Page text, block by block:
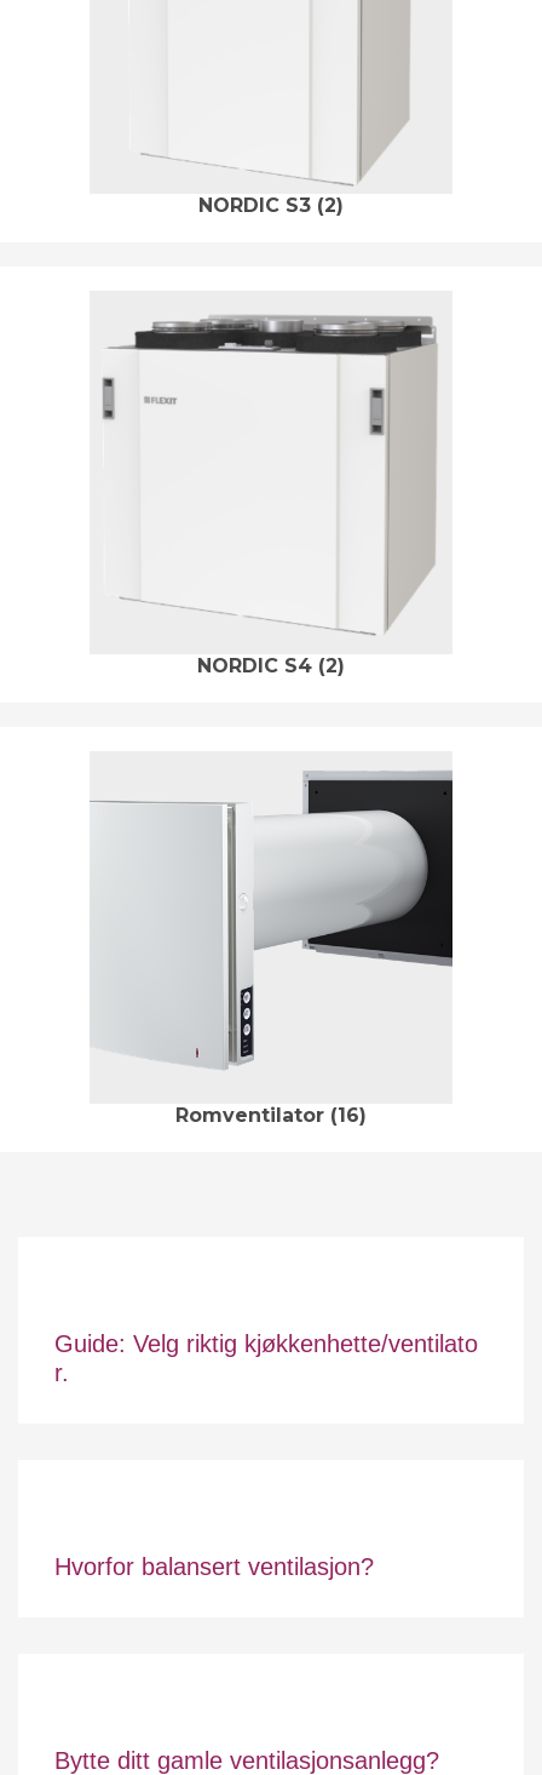
NORDIC S3 (2)
NORDIC S4 (2)
Romventilator (16)
Guide: Velg riktig kjøkkenhette/ventilato
r.
Hvorfor balansert ventilasjon?
Bytte ditt gamle ventilasjonsanlegg?